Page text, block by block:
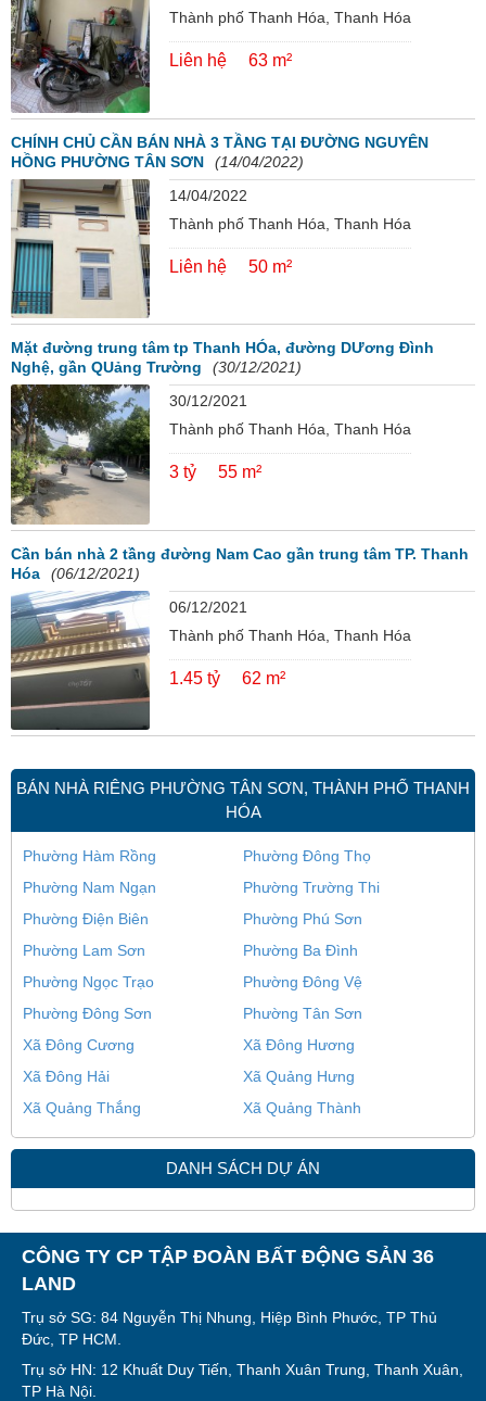
Thành phố Thanh Hóa, Thanh Hóa
Liên hệ 63 m²
CHÍNH CHỦ CẦN BÁN NHÀ 3 TẦNG TẠI ĐƯỜNG NGUYÊN
HỒNG PHƯỜNG TÂN SƠN
(14/04/2022)
14/04/2022
Thành phố Thanh Hóa, Thanh Hóa
Liên hệ 50 m²
Mặt đường trung tâm tp Thanh HÓa, đường DƯơng Đình
Nghệ, gần QUảng Trường
(30/12/2021)
30/12/2021
Thành phố Thanh Hóa, Thanh Hóa
3 tỷ 55 m²
Cần bán nhà 2 tầng đường Nam Cao gần trung tâm TP. Thanh
Hóa
(06/12/2021)
06/12/2021
Thành phố Thanh Hóa, Thanh Hóa
1.45 tỷ 62 m²
BÁN NHÀ RIÊNG PHƯỜNG TÂN SƠN, THÀNH PHỐ THANH
HÓA
Phường Hàm Rồng
Phường Đông Thọ
Phường Nam Ngạn
Phường Trường Thi
Phường Điện Biên
Phường Phú Sơn
Phường Lam Sơn
Phường Ba Đình
Phường Ngọc Trạo
Phường Đông Vệ
Phường Đông Sơn
Phường Tân Sơn
Xã Đông Cương
Xã Đông Hương
Xã Đông Hải
Xã Quảng Hưng
Xã Quảng Thắng
Xã Quảng Thành
DANH SÁCH DỰ ÁN
CÔNG TY CP TẬP ĐOÀN BẤT ĐỘNG SẢN 36
LAND
Trụ sở SG: 84 Nguyễn Thị Nhung, Hiệp Bình Phước, TP Thủ
Đức, TP HCM.
Trụ sở HN: 12 Khuất Duy Tiến, Thanh Xuân Trung, Thanh Xuân,
TP Hà Nội.